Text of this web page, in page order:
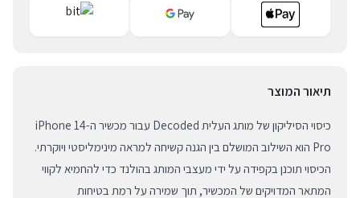
תיאור המוצר
כיסוי הסיליקון של מותג העלית Decoded עבור מכשיר ה-iPhone 14
Pro הוא השילוב המושלם בין הגנה קשיחה למראה מינימליסטי ויוקרתי.
הכיסוי תוכנן בקפידה על ידי מעצבי המותג בהולנד כדי להחמיא לקווי
המתאר המדויקים של המכשיר, תוך שמירה על רמת בטיחות